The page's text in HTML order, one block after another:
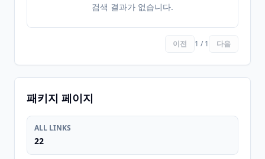
검색 결과가 없습니다.
이전 1 / 1 다음
패키지 페이지
ALL LINKS
22